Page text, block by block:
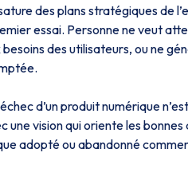
des plans stratégiques de
essai. Personne ne veut
des utilisateurs, ou ne
d’un produit numérique
une vision qui oriente les
adopté ou abandonné